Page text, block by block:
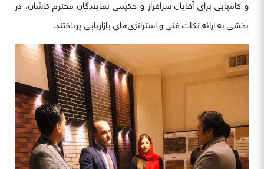
و کامیابی برای آقایان سرافراز و حکیمی نمایندگان محترم کاشان، در
بخشی به ارائه نکات فنی و استراتژی‌های بازاریابی پرداختند.